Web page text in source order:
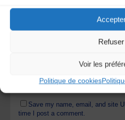
Refuser
Voir les
Politique de cookies
Save my name, email, and site
time I post a comment.